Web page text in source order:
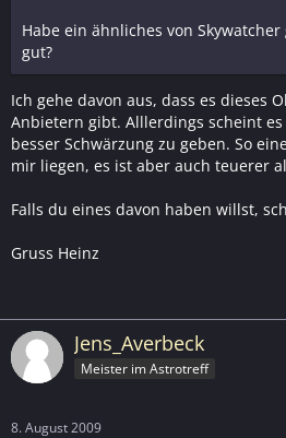
Habe ein ähnliches von
gut?
Ich gehe davon aus, dass es dieses
Anbietern gibt. Alllerdings scheint
besser Schwärzung zu geben. So
mir liegen, es ist aber auch teuerer
Falls du eines davon haben willst,
Gruss Heinz
Jens_Averbeck
Meister im Astrotreff
8. August 2009